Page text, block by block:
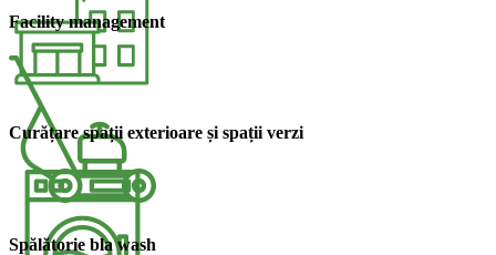
Facility management​
Curățare spații exterioare și spații verzi​
Spălătorie bla wash​